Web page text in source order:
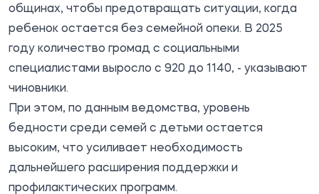
общинах, чтобы предотвращать ситуации, когда
ребенок остается без семейной опеки. В 2025
году количество громад с социальными
специалистами выросло с 920 до 1140, - указывают
чиновники.
При этом, по данным ведомства, уровень
бедности среди семей с детьми остается
высоким, что усиливает необходимость
дальнейшего расширения поддержки и
профилактических программ.